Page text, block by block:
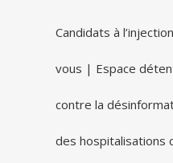
Candidats à
vous | Espace
contre la
des hospitalisations